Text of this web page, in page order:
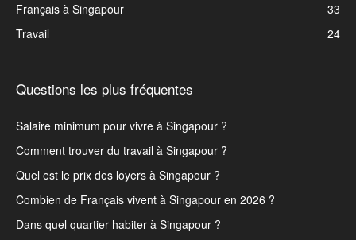
Français à Singapour
33
Travail
24
Questions les plus fréquentes
Salaire minimum pour vivre à Singapour ?
Comment trouver du travail à Singapour ?
Quel est le prix des loyers à Singapour ?
Combien de Français vivent à Singapour en 2026 ?
Dans quel quartier habiter à Singapour ?